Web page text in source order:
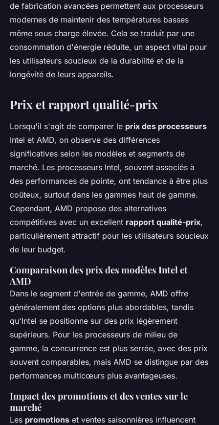
de fabrication avancées permettent aux processeurs
modernes de maintenir des températures basses
même sous charge élevée. Cela se traduit par une
consommation d'énergie réduite, un aspect vital pour
les utilisateurs soucieux de la durabilité et de la
longévité de leurs appareils.
Prix et rapport qualité-prix
Lorsqu'il s'agit de comparer le prix des processeurs
Intel et AMD, on observe des différences
significatives selon les modèles et segments de
marché. Les processeurs Intel, souvent associés à
des performances de pointe, ont tendance à être plus
coûteux, surtout dans les gammes haut de gamme.
Cependant, AMD propose des alternatives
compétitives avec un excellent rapport qualité-prix,
particulièrement attractif pour les utilisateurs soucieux
de leur budget.
Comparaison des prix des modèles Intel et
AMD
Dans le segment d'entrée de gamme, AMD offre
généralement des options plus abordables, tandis
qu'Intel se positionne sur des prix légèrement
supérieurs. Pour les processeurs de milieu de
gamme, la concurrence est plus serrée, avec des prix
souvent comparables, mais AMD se distingue par des
performances multicœurs plus avantageuses.
Impact des promotions et des ventes sur le
marché
Les promotions et ventes saisonnières influencent